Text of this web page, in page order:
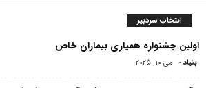
انتخاب سردبیر
اولین جشنواره همیاری بیماران خاص
بنیاد- می 10, 2025